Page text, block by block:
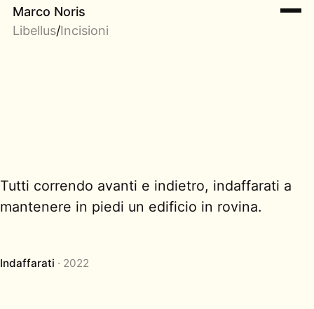
Marco Noris
Libellus/Incisioni
Tutti correndo avanti e indietro, indaffarati a
mantenere in piedi un edificio in rovina.
Indaffarati 2022